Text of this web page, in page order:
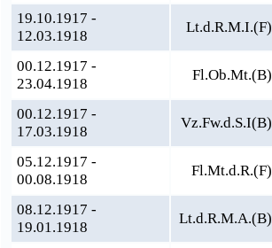
19.10.1917 -
12.03.1918
Lt.d.R.M.I.(F)
00.12.1917 -
23.04.1918
Fl.Ob.Mt.(B)
00.12.1917 -
17.03.1918
Vz.Fw.d.S.I(B)
05.12.1917 -
00.08.1918
Fl.Mt.d.R.(F)
08.12.1917 -
19.01.1918
Lt.d.R.M.A.(B)